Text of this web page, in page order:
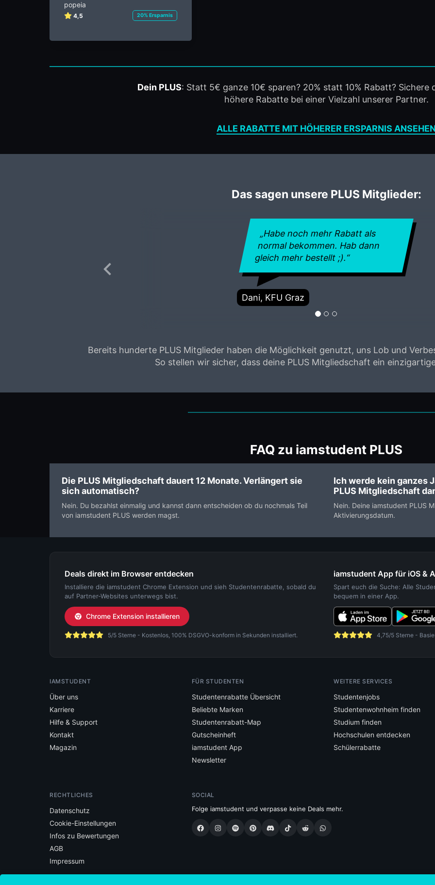
popeia
4,5 20% Ersparnis
Dein PLUS: Statt 5€ ganze 10€ sparen? 20% statt 10% Rabatt? Sichere
höhere Rabatte bei einer Vielzahl unserer Partner.
ALLE RABATTE MIT HÖHERER ERSPARNIS
Das sagen unsere PLUS Mitglieder:
„Habe noch mehr Rabatt als
normal bekommen. Hab dann
gleich mehr bestellt ;).“
Dani, KFU Graz
Bereits hunderte PLUS Mitglieder haben die Möglichkeit genutzt, uns Lob und
So stellen wir sicher, dass deine PLUS Mitgliedschaft ein
FAQ zu iamstudent PLUS
Die PLUS Mitgliedschaft dauert 12 Monate. Verlängert sie
sich automatisch?
Nein. Du bezahlst einmalig und kannst dann entscheiden ob du nochmals Teil
von iamstudent PLUS werden magst.
Ich werde kein ganzes
PLUS Mitgliedschaft
Nein. Deine iamstudent PLUS
Aktivierungsdatum.
Deals direkt im Browser entdecken
Installiere die iamstudent Chrome Extension und sieh Studentenrabatte, sobald du
auf Partner-Websites unterwegs bist.
Chrome Extension installieren
5/5 Sterne - Kostenlos, 100% DSGVO-konform in Sekunden installiert.
iamstudent App für iOS &
Spart euch die Suche: Alle
bequem in einer App.
4,75/5 Sterne -
IAMSTUDENT
Über uns
Karriere
Hilfe & Support
Kontakt
Magazin
FÜR STUDENTEN
Studentenrabatte Übersicht
Beliebte Marken
Studentenrabatt-Map
Gutscheinheft
iamstudent App
Newsletter
WEITERE SERVICES
Studentenjobs
Studentenwohnheim finden
Studium finden
Hochschulen entdecken
Schülerrabatte
RECHTLICHES
Datenschutz
Cookie-Einstellungen
Infos zu Bewertungen
AGB
Impressum
SOCIAL
Folge iamstudent und verpasse keine Deals mehr.